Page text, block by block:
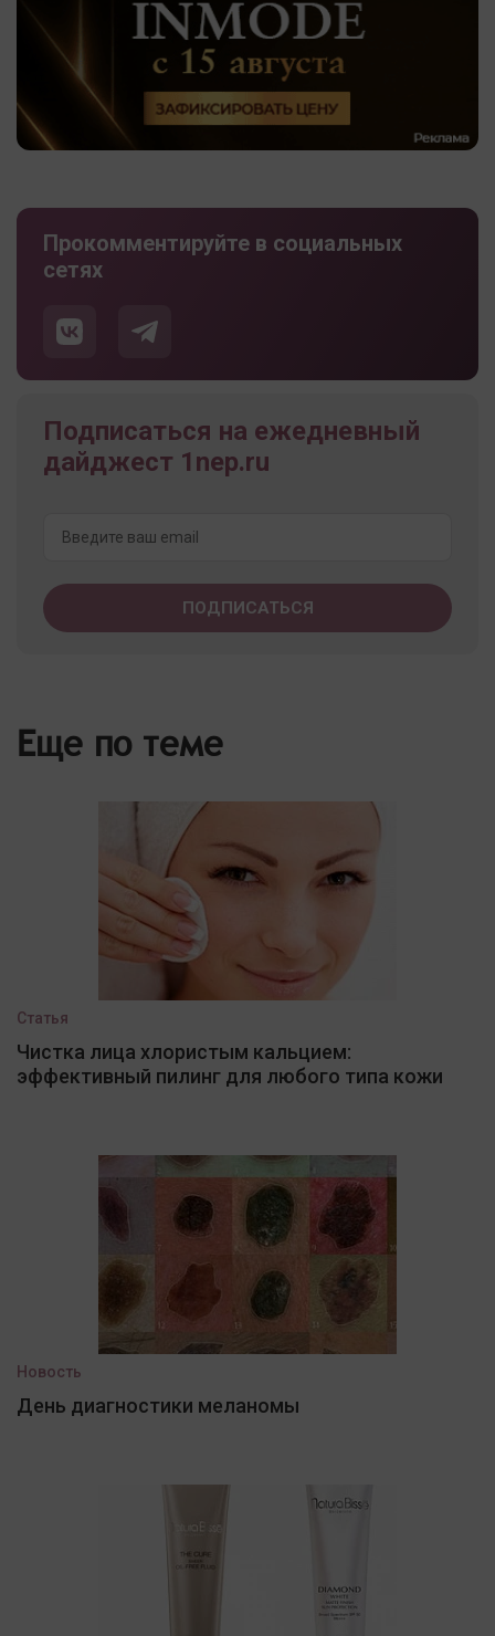
Прокомментируйте в социальных
сетях
Подписаться на ежедневный
дайджест 1nep.ru
Еще по теме
Статья
Чистка лица хлористым кальцием:
эффективный пилинг для любого типа кожи
Новость
День диагностики меланомы